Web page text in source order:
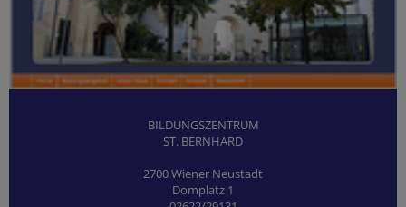
BILDUNGSZENTRUM
ST. BERNHARD
2700 Wiener Neustadt
Domplatz 1